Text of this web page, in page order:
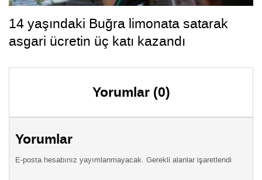
14 yaşındaki Buğra limonata satarak
asgari ücretin üç katı kazandı
Yorumlar (0)
Yorumlar
E-posta hesabınız yayımlanmayacak. Gerekli alanlar işaretlendi